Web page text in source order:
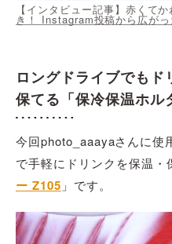
【インタビュー記事】赤くて
き！ Instagram投稿から広が
ロングドライブでもド
保てる「保冷保温ホル
今回photo_aaayaさんに使
で手軽にドリンクを保温・
ー Z105 」です。